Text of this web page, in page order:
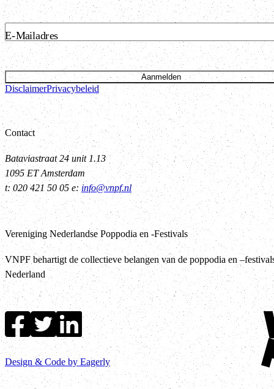
E-Mailadres
Aanmelden
DisclaimerPrivacybeleid
Contact
Bataviastraat 24 unit 1.13
1095 ET Amsterdam
t: 020 421 50 05 e: info@vnpf.nl
Vereniging Nederlandse Poppodia en -Festivals
VNPF behartigt de collectieve belangen van de poppodia en
Nederland
Design & Code by Eagerly